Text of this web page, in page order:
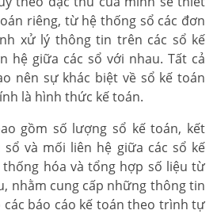
riêng, từ hệ thống sổ các đơn
xử lý thông tin trên các sổ kế
hệ giữa các sổ với nhau. Tất cả
nên sự khác biệt về sổ kế toán
là hình thức kế toán.
gồm số lượng sổ kế toán, kết
sổ và mối liên hệ giữa các sổ kế
hóa và tổng hợp số liệu từ
nhằm cung cấp những thông tin
các báo cáo kế toán theo trình tự